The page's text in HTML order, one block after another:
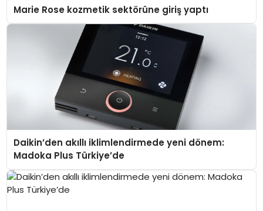
Marie Rose kozmetik sektörüne giriş yaptı
Daikin’den akıllı iklimlendirmede yeni dönem:
Madoka Plus Türkiye’de